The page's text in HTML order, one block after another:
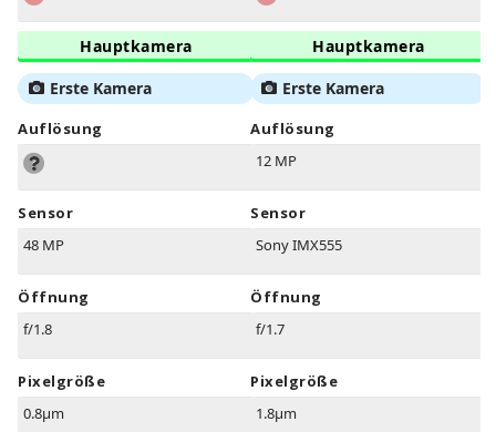
Hauptkamera
Erste Kamera
Auflösung
Sensor
48 MP
Öffnung
f/1.8
Pixelgröße
0.8µm
Hauptkamera
Erste Kamera
Auflösung
12 MP
Sensor
Sony IMX555
Öffnung
f/1.7
Pixelgröße
1.8µm